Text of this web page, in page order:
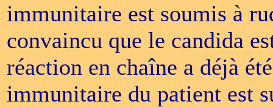
immunitaire est soumis à
convaincu que le candida
réaction en chaîne a déjà
immunitaire du patient est